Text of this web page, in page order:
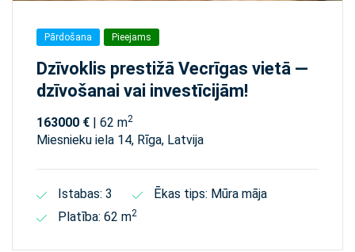
Pārdošana Pieejams
Dzīvoklis prestižā Vecrīgas vietā —
dzīvošanai vai investīcijām!
163000 € | 62 m2
Miesnieku iela 14, Rīga, Latvija
Istabas: 3
Ēkas tips: Mūra māja
Platība: 62 m2